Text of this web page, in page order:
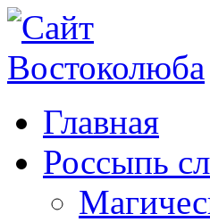
Главная
Россыпь